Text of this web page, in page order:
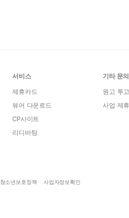
서비스
제휴카드
뷰어 다운로드
CP사이트
리디바탕
기타 문의
원고 투고
사업 제
청소년보호정책 사업자정보확인